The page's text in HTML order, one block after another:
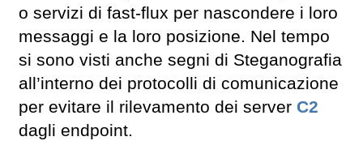
o servizi di fast-flux per nascondere i loro
messaggi e la loro posizione. Nel tempo
si sono visti anche segni di Steganografia
all’interno dei protocolli di comunicazione
per evitare il rilevamento dei server C2
dagli endpoint.